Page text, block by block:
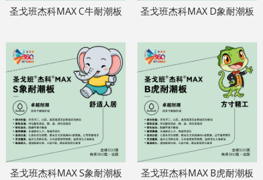
圣戈班杰科MAX C牛耐潮板 圣戈班杰科MAX D象耐潮板
圣戈班杰科MAX S象耐潮板 圣戈班杰科MAX B虎耐潮板